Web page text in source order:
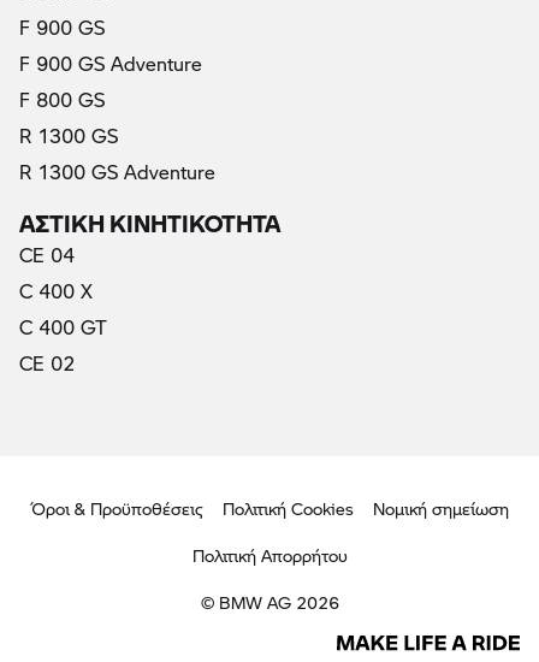
F 900 GS
F 900 GS Adventure
F 800 GS
R 1300 GS
R 1300 GS Adventure
ΑΣΤΙΚΗ ΚΙΝΗΤΙΚΟΤΗΤΑ
CE 04
C 400 X
C 400 GT
CE 02
Όροι & Προϋποθέσεις Πολιτική Cookies
Νομική σημείωση
Πολιτική Απορρήτου
© BMW AG 2026